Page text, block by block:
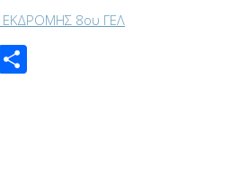
8ου ΓΕΛ